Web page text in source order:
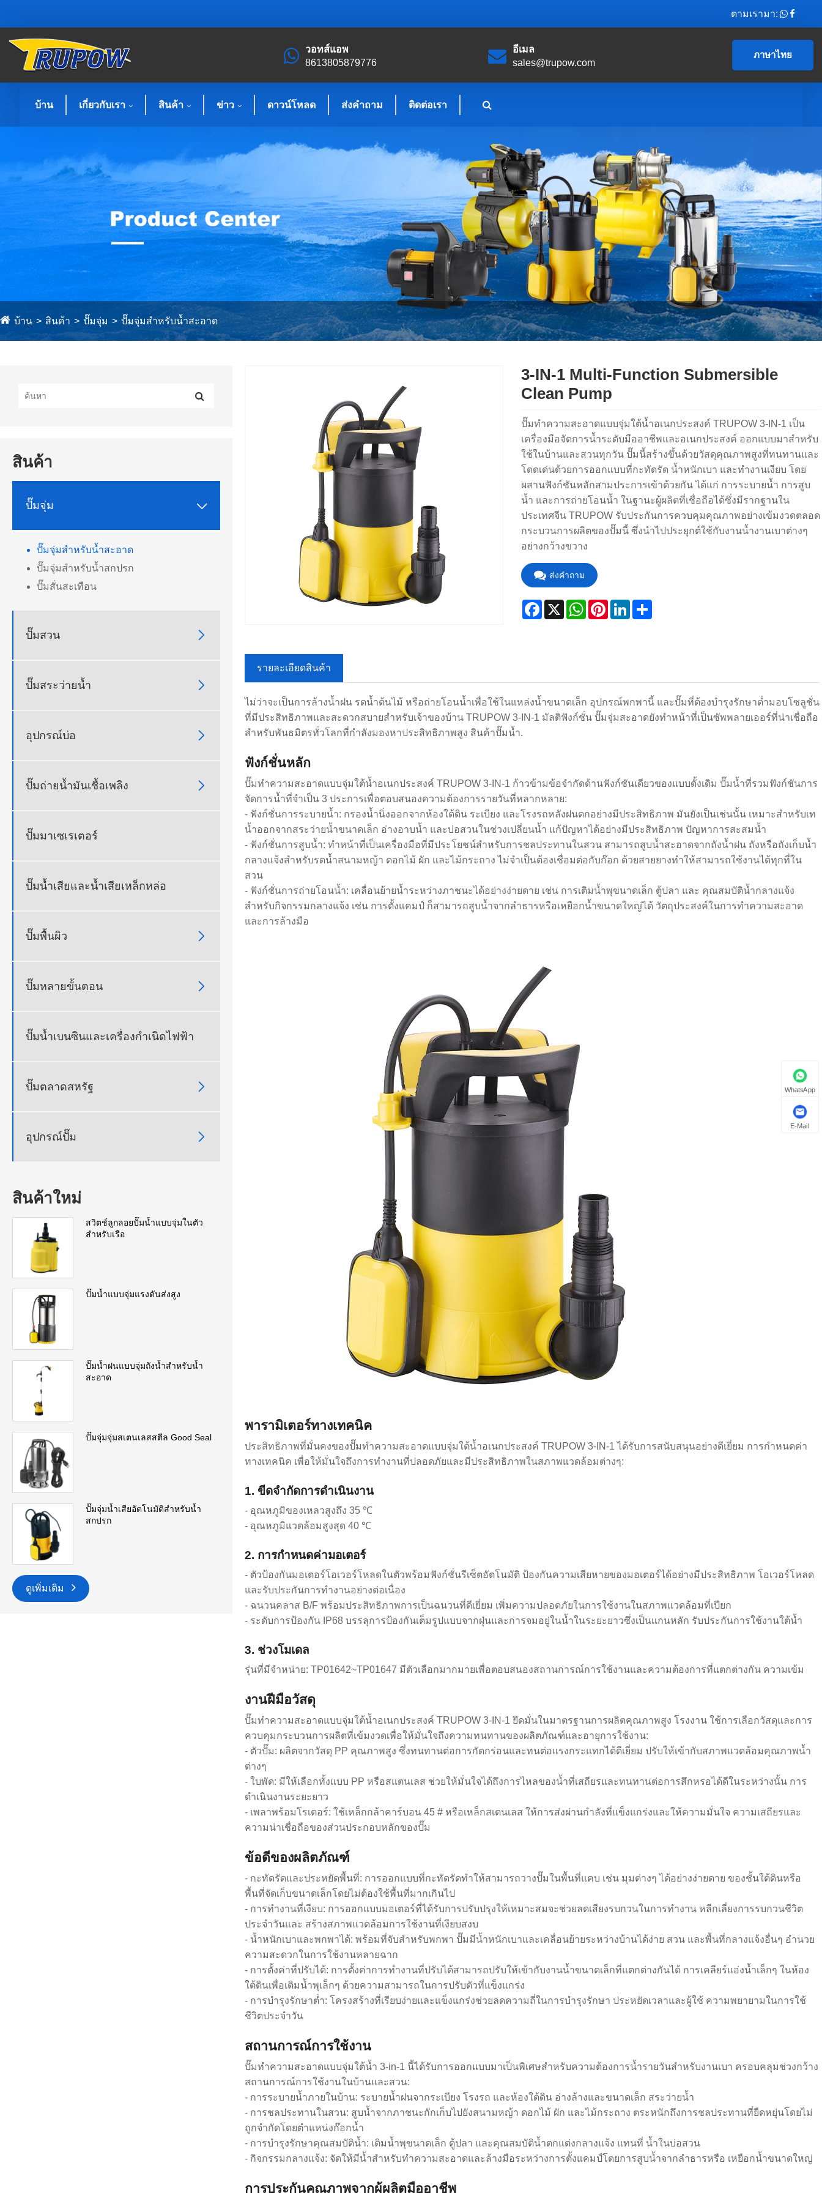
ตามเรามา:
วอทส์แอพ
8613805879776
อีเมล
sales@trupow.com
ภาษาไทย
บ้าน เกี่ยวกับเรา สินค้า ข่าว ดาวน์โหลด ส่งคำถาม ติดต่อเรา
บ้าน สินค้า ปั๊มจุ่ม ปั๊มจุ่มสำหรับน้ำสะอาด
สินค้า
ปั๊มจุ่ม 
ปั๊มจุ่มสำหรับน้ำสะอาด
ปั๊มจุ่มสำหรับน้ำสกปรก
ปั๊มสั่นสะเทือน
ปั๊มสวน 
ปั๊มสระว่ายน้ำ 
อุปกรณ์บ่อ 
ปั๊มถ่ายน้ำมันเชื้อเพลิง 
ปั๊มมาเซเรเตอร์
ปั๊มน้ำเสียและน้ำเสียเหล็กหล่อ
ปั๊มพื้นผิว 
ปั๊มหลายขั้นตอน 
ปั๊มน้ำเบนซินและเครื่องกำเนิดไฟฟ้า
ปั๊มตลาดสหรัฐ 
อุปกรณ์ปั๊ม 
สินค้าใหม่
สวิตช์ลูกลอยปั๊มน้ำแบบจุ่มในตัว
สำหรับเรือ
ปั๊มน้ำแบบจุ่มแรงดันส่งสูง
ปั๊มน้ำฝนแบบจุ่มถังน้ำสำหรับน้ำ
สะอาด
ปั๊มจุ่มจุ่มสเตนเลสสตีล Good Seal
ปั๊มจุ่มน้ำเสียอัตโนมัติสำหรับน้ำ
สกปรก
ดูเพิ่มเติม
3-IN-1 Multi-Function Submersible
Clean Pump
ปั๊มทำความสะอาดแบบจุ่มใต้น้ำอเนกประสงค์ TRUPOW 3-IN-1 เป็น
เครื่องมือจัดการน้ำระดับมืออาชีพและอเนกประสงค์ ออกแบบมาสำหรับ
ใช้ในบ้านและสวนทุกวัน ปั๊มนี้สร้างขึ้นด้วยวัสดุคุณภาพสูงที่ทนทานและ
โดดเด่นด้วยการออกแบบที่กะทัดรัด น้ำหนักเบา และทำงานเงียบ โดย
ผสานฟังก์ชันหลักสามประการเข้าด้วยกัน ได้แก่ การระบายน้ำ การสูบ
น้ำ และการถ่ายโอนน้ำ ในฐานะผู้ผลิตที่เชื่อถือได้ซึ่งมีรากฐานใน
ประเทศจีน TRUPOW รับประกันการควบคุมคุณภาพอย่างเข้มงวดตลอด
กระบวนการผลิตของปั๊มนี้ ซึ่งนำไปประยุกต์ใช้กับงานน้ำงานเบาต่างๆ
อย่างกว้างขวาง
ส่งคำถาม
Facebook
X WhatsApp
PinterestLinkedInShare
รายละเอียดสินค้า
ไม่ว่าจะเป็นการล้างน้ำฝน รดน้ำต้นไม้ หรือถ่ายโอนน้ำเพื่อใช้ในแหล่งน้ำขนาดเล็ก อุปกรณ์พกพานี้ และปั๊มที่ต้องบำรุงรักษาต่ำมอบโซลูชั่น
ที่มีประสิทธิภาพและสะดวกสบายสำหรับเจ้าของบ้าน TRUPOW 3-IN-1 มัลติฟังก์ชั่น ปั๊มจุ่มสะอาดยังทำหน้าที่เป็นซัพพลายเออร์ที่น่าเชื่อถือ
สำหรับพันธมิตรทั่วโลกที่กำลังมองหาประสิทธิภาพสูง สินค้าปั๊มน้ำ.
ฟังก์ชั่นหลัก
ปั๊มทำความสะอาดแบบจุ่มใต้น้ำอเนกประสงค์ TRUPOW 3-IN-1 ก้าวข้ามข้อจำกัดด้านฟังก์ชันเดียวของแบบดั้งเดิม ปั๊มน้ำที่รวมฟังก์ชันการ
จัดการน้ำที่จำเป็น 3 ประการเพื่อตอบสนองความต้องการรายวันที่หลากหลาย:
- ฟังก์ชั่นการระบายน้ำ: กรองน้ำนิ่งออกจากห้องใต้ดิน ระเบียง และโรงรถหลังฝนตกอย่างมีประสิทธิภาพ มันยังเป็นเช่นนั้น เหมาะสำหรับเท
น้ำออกจากสระว่ายน้ำขนาดเล็ก อ่างอาบน้ำ และบ่อสวนในช่วงเปลี่ยนน้ำ แก้ปัญหาได้อย่างมีประสิทธิภาพ ปัญหาการสะสมน้ำ
- ฟังก์ชั่นการสูบน้ำ: ทำหน้าที่เป็นเครื่องมือที่มีประโยชน์สำหรับการชลประทานในสวน สามารถสูบน้ำสะอาดจากถังน้ำฝน ถังหรือถังเก็บน้ำ
กลางแจ้งสำหรับรดน้ำสนามหญ้า ดอกไม้ ผัก และไม้กระถาง ไม่จำเป็นต้องเชื่อมต่อกับก๊อก ด้วยสายยางทำให้สามารถใช้งานได้ทุกที่ใน
สวน
- ฟังก์ชั่นการถ่ายโอนน้ำ: เคลื่อนย้ายน้ำระหว่างภาชนะได้อย่างง่ายดาย เช่น การเติมน้ำพุขนาดเล็ก ตู้ปลา และ คุณสมบัติน้ำกลางแจ้ง
สำหรับกิจกรรมกลางแจ้ง เช่น การตั้งแคมป์ ก็สามารถสูบน้ำจากลำธารหรือเหยือกน้ำขนาดใหญ่ได้ วัตถุประสงค์ในการทำความสะอาด
และการล้างมือ
พารามิเตอร์ทางเทคนิค
ประสิทธิภาพที่มั่นคงของปั๊มทำความสะอาดแบบจุ่มใต้น้ำอเนกประสงค์ TRUPOW 3-IN-1 ได้รับการสนับสนุนอย่างดีเยี่ยม การกำหนดค่า
ทางเทคนิค เพื่อให้มั่นใจถึงการทำงานที่ปลอดภัยและมีประสิทธิภาพในสภาพแวดล้อมต่างๆ:
1. ขีดจำกัดการดำเนินงาน
- อุณหภูมิของเหลวสูงถึง 35 ℃
- อุณหภูมิแวดล้อมสูงสุด 40 ℃
2. การกำหนดค่ามอเตอร์
- ตัวป้องกันมอเตอร์โอเวอร์โหลดในตัวพร้อมฟังก์ชั่นรีเซ็ตอัตโนมัติ ป้องกันความเสียหายของมอเตอร์ได้อย่างมีประสิทธิภาพ โอเวอร์โหลด
และรับประกันการทำงานอย่างต่อเนื่อง
- ฉนวนคลาส B/F พร้อมประสิทธิภาพการเป็นฉนวนที่ดีเยี่ยม เพิ่มความปลอดภัยในการใช้งานในสภาพแวดล้อมที่เปียก
- ระดับการป้องกัน IP68 บรรลุการป้องกันเต็มรูปแบบจากฝุ่นและการจมอยู่ในน้ำในระยะยาวซึ่งเป็นแกนหลัก รับประกันการใช้งานใต้น้ำ
3. ช่วงโมเดล
รุ่นที่มีจำหน่าย: TP01642~TP01647 มีตัวเลือกมากมายเพื่อตอบสนองสถานการณ์การใช้งานและความต้องการที่แตกต่างกัน ความเข้ม
งานฝีมือวัสดุ
ปั๊มทำความสะอาดแบบจุ่มใต้น้ำอเนกประสงค์ TRUPOW 3-IN-1 ยึดมั่นในมาตรฐานการผลิตคุณภาพสูง โรงงาน ใช้การเลือกวัสดุและการ
ควบคุมกระบวนการผลิตที่เข้มงวดเพื่อให้มั่นใจถึงความทนทานของผลิตภัณฑ์และอายุการใช้งาน:
- ตัวปั๊ม: ผลิตจากวัสดุ PP คุณภาพสูง ซึ่งทนทานต่อการกัดกร่อนและทนต่อแรงกระแทกได้ดีเยี่ยม ปรับให้เข้ากับสภาพแวดล้อมคุณภาพน้ำ
ต่างๆ
- ใบพัด: มีให้เลือกทั้งแบบ PP หรือสแตนเลส ช่วยให้มั่นใจได้ถึงการไหลของน้ำที่เสถียรและทนทานต่อการสึกหรอได้ดีในระหว่างนั้น การ
ดำเนินงานระยะยาว
- เพลาพร้อมโรเตอร์: ใช้เหล็กกล้าคาร์บอน 45 # หรือเหล็กสเตนเลส ให้การส่งผ่านกำลังที่แข็งแกร่งและให้ความมั่นใจ ความเสถียรและ
ความน่าเชื่อถือของส่วนประกอบหลักของปั๊ม
ข้อดีของผลิตภัณฑ์
- กะทัดรัดและประหยัดพื้นที่: การออกแบบที่กะทัดรัดทำให้สามารถวางปั๊มในพื้นที่แคบ เช่น มุมต่างๆ ได้อย่างง่ายดาย ของชั้นใต้ดินหรือ
พื้นที่จัดเก็บขนาดเล็กโดยไม่ต้องใช้พื้นที่มากเกินไป
- การทำงานที่เงียบ: การออกแบบมอเตอร์ที่ได้รับการปรับปรุงให้เหมาะสมจะช่วยลดเสียงรบกวนในการทำงาน หลีกเลี่ยงการรบกวนชีวิต
ประจำวันและ สร้างสภาพแวดล้อมการใช้งานที่เงียบสงบ
- น้ำหนักเบาและพกพาได้: พร้อมที่จับสำหรับพกพา ปั๊มมีน้ำหนักเบาและเคลื่อนย้ายระหว่างบ้านได้ง่าย สวน และพื้นที่กลางแจ้งอื่นๆ อำนวย
ความสะดวกในการใช้งานหลายฉาก
- การตั้งค่าที่ปรับได้: การตั้งค่าการทำงานที่ปรับได้สามารถปรับให้เข้ากับงานน้ำขนาดเล็กที่แตกต่างกันได้ การเคลียร์แอ่งน้ำเล็กๆ ในห้อง
ใต้ดินเพื่อเติมน้ำพุเล็กๆ ด้วยความสามารถในการปรับตัวที่แข็งแกร่ง
- การบำรุงรักษาต่ำ: โครงสร้างที่เรียบง่ายและแข็งแกร่งช่วยลดความถี่ในการบำรุงรักษา ประหยัดเวลาและผู้ใช้ ความพยายามในการใช้
ชีวิตประจำวัน
สถานการณ์การใช้งาน
ปั๊มทำความสะอาดแบบจุ่มใต้น้ำ 3-in-1 นี้ได้รับการออกแบบมาเป็นพิเศษสำหรับความต้องการน้ำรายวันสำหรับงานเบา ครอบคลุมช่วงกว้าง
สถานการณ์การใช้งานในบ้านและสวน:
- การระบายน้ำภายในบ้าน: ระบายน้ำฝนจากระเบียง โรงรถ และห้องใต้ดิน อ่างล้างและขนาดเล็ก สระว่ายน้ำ
- การชลประทานในสวน: สูบน้ำจากภาชนะกักเก็บไปยังสนามหญ้า ดอกไม้ ผัก และไม้กระถาง ตระหนักถึงการชลประทานที่ยืดหยุ่นโดยไม่
ถูกจำกัดโดยตำแหน่งก๊อกน้ำ
- การบำรุงรักษาคุณสมบัติน้ำ: เติมน้ำพุขนาดเล็ก ตู้ปลา และคุณสมบัติน้ำตกแต่งกลางแจ้ง แทนที่ น้ำในบ่อสวน
- กิจกรรมกลางแจ้ง: จัดให้มีน้ำสำหรับทำความสะอาดและล้างมือระหว่างการตั้งแคมป์โดยการสูบน้ำจากลำธารหรือ เหยือกน้ำขนาดใหญ่
การประกันคุณภาพจากผู้ผลิตมืออาชีพ
WhatsApp
E-Mail